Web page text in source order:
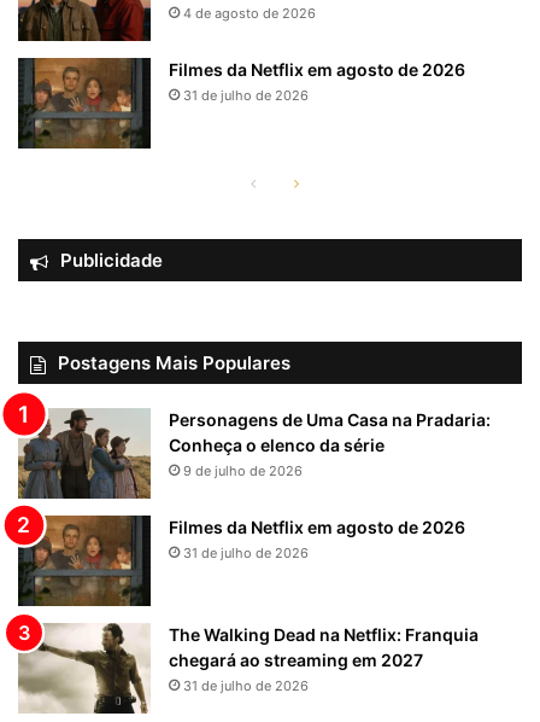
4 de agosto de 2026
Filmes da Netflix em agosto de 2026
31 de julho de 2026
PáginaPróxima
Publicidade
Postagens Mais Populares
Personagens de Uma Casa na Pradaria:
Conheça o elenco da série
9 de julho de 2026
Filmes da Netflix em agosto de 2026
31 de julho de 2026
The Walking Dead na Netflix: Franquia
chegará ao streaming em 2027
31 de julho de 2026